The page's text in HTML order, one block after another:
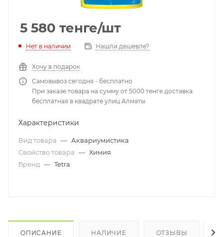
5 580 тенге/шт
Нет в наличии Нашли дешевле?
Хочу в подарок
Самовывоз сегодня - бесплатно
При заказе товара на сумму от 5000 тенге доставка
бесплатная в квадрате улиц Алматы
Характеристики
Вид товара — Аквариумистика
Свойство товара — Химия
Бренд — Tetra
ОПИСАНИЕ НАЛИЧИЕ ОТЗЫВЫ